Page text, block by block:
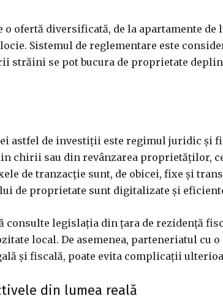
o ofertă diversificată, de la apartamente
Sistemul de reglementare este
străini se pot bucura de proprietate
astfel de investiții este regimul juridic și
chirii sau din revânzarea proprietăților,
de tranzacție sunt, de obicei, fixe și
de proprietate sunt digitalizate și
legislația din țara de rezidență
local. De asemenea, parteneriatul cu o
și fiscală, poate evita complicații
din lumea reală